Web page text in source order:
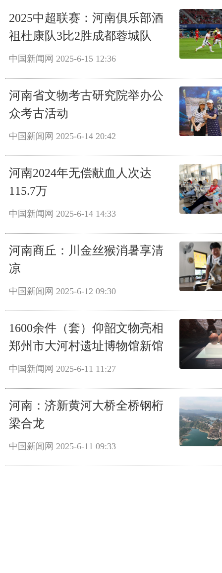
2025中超联赛：河南俱乐部酒
祖杜康队3比2胜成都蓉城队
中国新闻网 2025-6-15 12:36
河南省文物考古研究院举办公
众考古活动
中国新闻网 2025-6-14 20:42
河南2024年无偿献血人次达
115.7万
中国新闻网 2025-6-14 14:33
河南商丘：川金丝猴消暑享清
凉
中国新闻网 2025-6-12 09:30
1600余件（套）仰韶文物亮相
郑州市大河村遗址博物馆新馆
中国新闻网 2025-6-11 11:27
河南：济新黄河大桥全桥钢桁
梁合龙
中国新闻网 2025-6-11 09:33